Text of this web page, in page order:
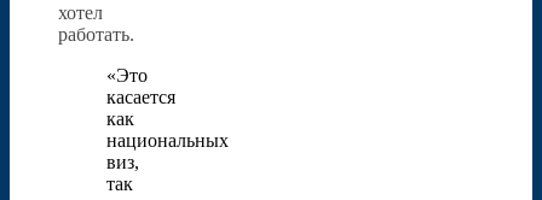
хотел
работать.
«Это
касается
как
национальных
виз,
так